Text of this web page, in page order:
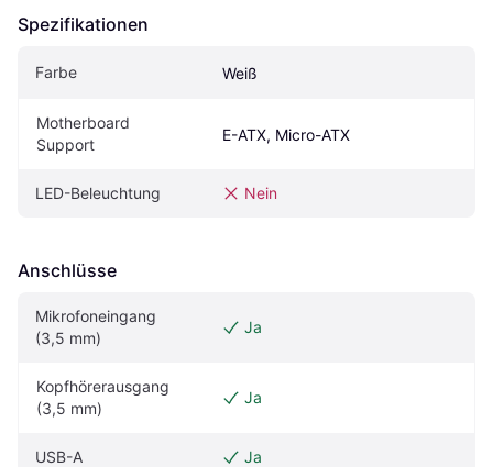
Spezifikationen
Farbe Weiß
Motherboard
Support
E-ATX, Micro-ATX
LED-Beleuchtung Nein
Anschlüsse
Mikrofoneingang
(3,5 mm)
Ja
Kopfhörerausgang
(3,5 mm)
Ja
USB-A Ja